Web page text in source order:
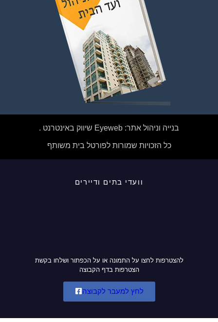
בנייה וניהול אתר: Eyeweb שיווק באינטרנט .
כל הזכויות שמורות לפורטל בית משותף
וועדי בתים ודיירים
להצטרפות לחצו על התמונה או על הכפתור ושלחו בקשת
הצטרפות בדף הקבוצה
לחץ למעבר לקבוצה